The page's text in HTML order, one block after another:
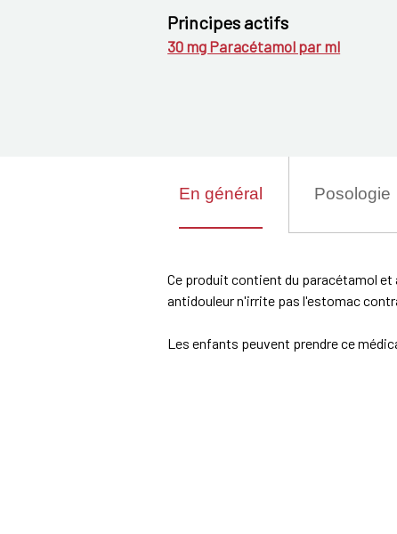
Principes actifs
30 mg Paracétamol par ml
En général Posologie
Ce produit contient du paracétamol
antidouleur n'irrite pas l'estomac
Les enfants peuvent prendre ce